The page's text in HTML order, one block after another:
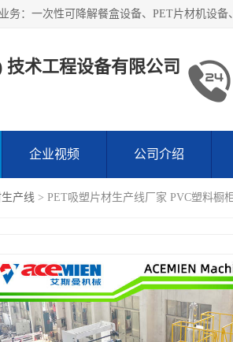
技术工程设备有限公司
企业视频 公司介绍
产线 > PET吸塑片材生产线厂家 PVC塑料橱